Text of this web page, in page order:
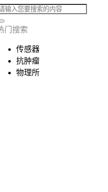
门搜索
传感器
抗肿瘤
物理所